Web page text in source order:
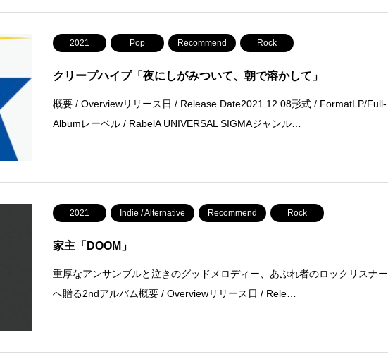
2021 Pop Recommend Rock
クリープハイプ「夜にしがみついて、朝で溶かして」
概要 / Overviewリリース日 / Release Date2021.12.08形式 / FormatLP/Full-
Albumレーベル / RabelA UNIVERSAL SIGMAジャンル…
2021 Indie / Alternative Recommend Rock
家主「DOOM」
重厚なアンサンブルと泣きのグッドメロディー、あぶれ者のロックリスナー
へ贈る2ndアルバム概要 / Overviewリリース日 / Rele…